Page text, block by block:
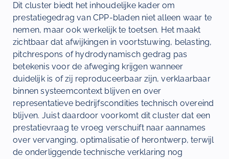
Dit cluster biedt het inhoudelijke kader om
prestatiegedrag van CPP-bladen niet alleen waar te
nemen, maar ook werkelijk te toetsen. Het maakt
zichtbaar dat afwijkingen in voortstuwing, belasting,
pitchrespons of hydrodynamisch gedrag pas
betekenis voor de afweging krijgen wanneer
duidelijk is of zij reproduceerbaar zijn, verklaarbaar
binnen systeemcontext blijven en over
representatieve bedrijfscondities technisch overeind
blijven. Juist daardoor voorkomt dit cluster dat een
prestatievraag te vroeg verschuift naar aannames
over vervanging, optimalisatie of herontwerp, terwijl
de onderliggende technische verklaring nog